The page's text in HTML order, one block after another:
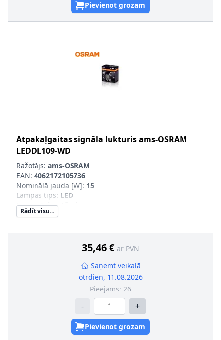
Pievienot grozam
Atpakaļgaitas signāla lukturisams-OSRAM
LEDDL109-WD
Ražotājs: ams-OSRAM
EAN: 4062172105736
Nominālā jauda [W]: 15
Lampas tips: LED
Forma:taisnstūrains
Montāžas veids
Rādīt visu...
35,46 € ar PVN
Saņemt veikalā
otrdien, 11.08.2026
Pieejams: 26
- +
Pievienot grozam